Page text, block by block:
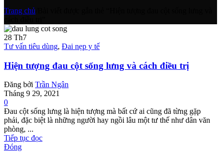
Trang chủ
28 Th7
Tư vấn tiêu dùng, Đai nẹp y tế
Hiện tượng đau cột sống lưng và cách điều trị
Đăng bởi Trần Ngân
Tháng 9 29, 2021
0
Đau cột sống lưng là hiện tượng mà bất cứ ai cũng đã từng gặp
phải, đặc biệt là những người hay ngồi lâu một tư thế như dân văn
phòng, ...
Tiếp tục đọc
Đóng